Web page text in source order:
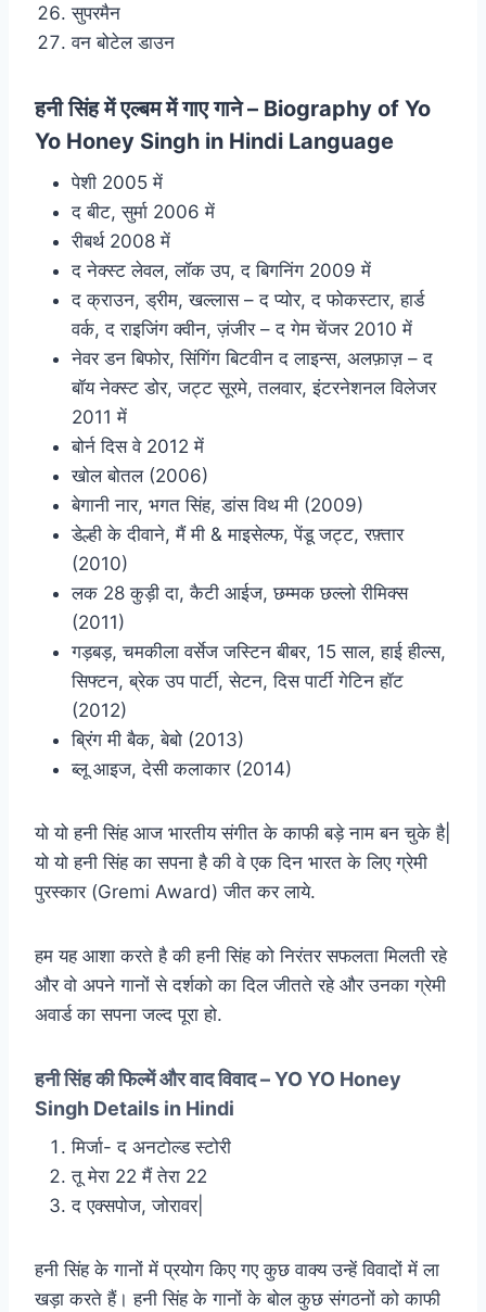
सुपरमैन
वन बोटेल डाउन
हनी सिंह में एल्बम में गाए गाने – Biography of Yo
Yo Honey Singh in Hindi Language
पेशी 2005 में
द बीट, सुर्मा 2006 में
रीबर्थ 2008 में
द नेक्स्ट लेवल, लॉक उप, द बिगनिंग 2009 में
द क्राउन, ड्रीम, खल्लास – द प्योर, द फोकस्टार, हार्ड
वर्क, द राइजिंग क्वीन, ज़ंजीर – द गेम चेंजर 2010 में
नेवर डन बिफोर, सिंगिंग बिटवीन द लाइन्स, अलफ़ाज़ – द
बॉय नेक्स्ट डोर, जट्ट सूरमे, तलवार, इंटरनेशनल विलेजर
2011 में
बोर्न दिस वे 2012 में
खोल बोतल (2006)
बेगानी नार, भगत सिंह, डांस विथ मी (2009)
डेल्ही के दीवाने, मैं मी & माइसेल्फ, पेंडू जट्ट, रफ़्तार
(2010)
लक 28 कुड़ी दा, कैटी आईज, छम्मक छल्लो रीमिक्स
(2011)
गड़बड़, चमकीला वर्सेज जस्टिन बीबर, 15 साल, हाई हील्स,
सिफ्टन, ब्रेक उप पार्टी, सेटन, दिस पार्टी गेटिन हॉट
(2012)
ब्रिंग मी बैक, बेबो (2013)
ब्लू आइज, देसी कलाकार (2014)
यो यो हनी सिंह आज भारतीय संगीत के काफी बड़े नाम बन चुके है|
यो यो हनी सिंह का सपना है की वे एक दिन भारत के लिए ग्रेमी
पुरस्कार (Gremi Award) जीत कर लाये.
हम यह आशा करते है की हनी सिंह को निरंतर सफलता मिलती रहे
और वो अपने गानों से दर्शको का दिल जीतते रहे और उनका ग्रेमी
अवार्ड का सपना जल्द पूरा हो.
हनी सिंह की फिल्में और वाद विवाद – YO YO Honey
Singh Details in Hindi
मिर्जा- द अनटोल्ड स्टोरी
तू मेरा 22 मैं तेरा 22
द एक्सपोज, जोरावर|
हनी सिंह के गानों में प्रयोग किए गए कुछ वाक्य उन्हें विवादों में ला
खड़ा करते हैं। हनी सिंह के गानों के बोल कुछ संगठनों को काफी